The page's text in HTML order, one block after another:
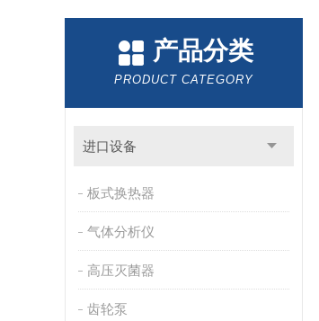
产品分类
PRODUCT CATEGORY
进口设备
板式换热器
气体分析仪
高压灭菌器
齿轮泵